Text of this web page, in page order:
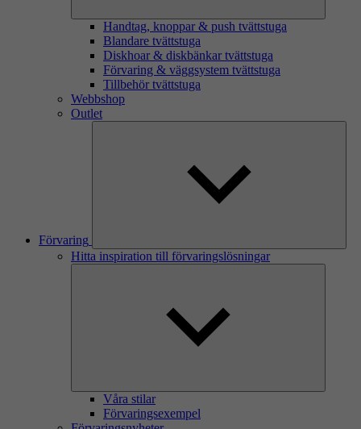
Handtag, knoppar & push tvättstuga
Blandare tvättstuga
Diskhoar & diskbänkar tvättstuga
Förvaring & väggsystem tvättstuga
Tillbehör tvättstuga
Webbshop
Outlet
Förvaring
Hitta inspiration till förvaringslösningar
Våra stilar
Förvaringsexempel